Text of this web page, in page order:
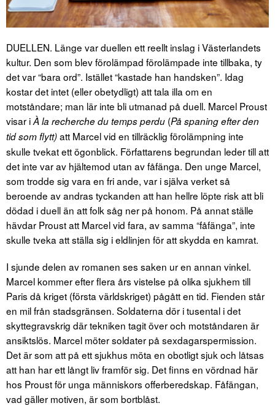
DUELLEN. Länge var duellen ett reellt inslag i Västerlandets
kultur. Den som blev förolämpad förolämpade inte tillbaka, ty
det var “bara ord”. Istället “kastade han handsken”. Idag
kostar det intet (eller obetydligt) att tala illa om en
motståndare; man lär inte bli utmanad på duell. Marcel Proust
visar iÀ la recherche du temps perdu (På spaning efter den
tid som flytt)att Marcel vid en tillräcklig förolämpning inte
skulle tvekat ett ögonblick. Författarens begrundan leder till att
det inte var av hjältemod utan av fåfänga. Den unge Marcel,
som trodde sig vara en fri ande, var i själva verket så
beroende av andras tyckanden att han hellre löpte risk att bli
dödad i duell än att folk såg ner på honom. På annat ställe
hävdar Proust att Marcel vid fara, av samma “fåfänga”, inte
skulle tveka att ställa sig i eldlinjen för att skydda en kamrat.
I sjunde delen av romanen ses saken ur en annan vinkel.
Marcel kommer efter flera års vistelse på olika sjukhem till
Paris då kriget (första världskriget) pågått en tid. Fienden står
en mil från stadsgränsen. Soldaterna dör i tusental i det
skyttegravskrig där tekniken tagit över och motståndaren är
ansiktslös. Marcel möter soldater på sexdagarspermission.
Det är som att på ett sjukhus möta en obotligt sjuk och låtsas
att han har ett långt liv framför sig. Det finns en vördnad här
hos Proust för unga människors offerberedskap. Fåfängan,
vad gäller motiven, är som bortblåst.